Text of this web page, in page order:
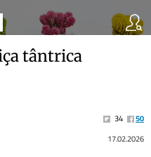
tântrica
34
50
17.02.2026